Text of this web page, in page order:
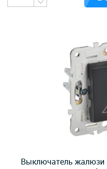
Выключатель жалюзи